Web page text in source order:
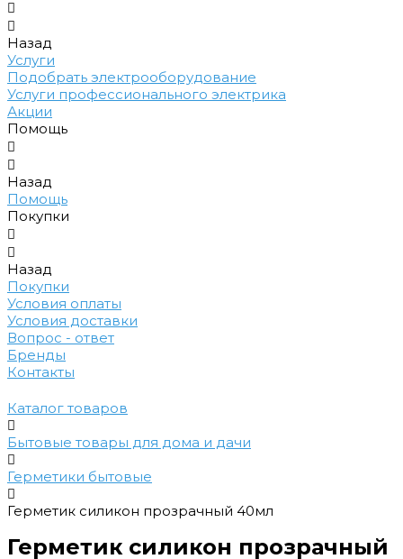
Назад
Услуги
Подобрать электрооборудование
Услуги профессионального электрика
Акции
Помощь
Назад
Помощь
Покупки
Назад
Покупки
Условия оплаты
Условия доставки
Вопрос - ответ
Бренды
Контакты
Каталог товаров
Бытовые товары для дома и дачи
Герметики бытовые
Герметик силикон прозрачный 40мл
Герметик силикон прозрачный